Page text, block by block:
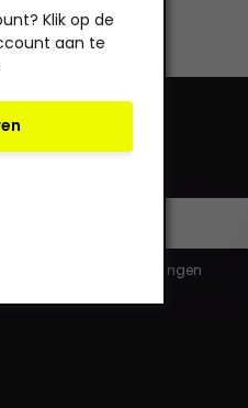
Klik op de
aan te
hier de wettelijke beperkingen